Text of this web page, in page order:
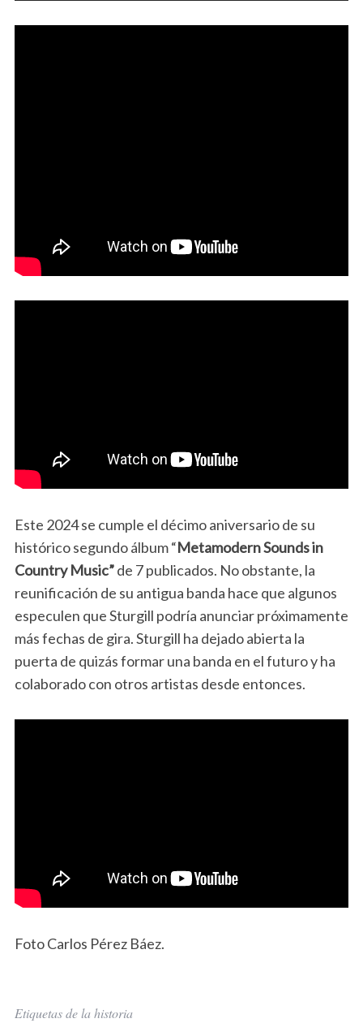
Este 2024 se cumple el décimo aniversario de su
histórico segundo álbum “Metamodern Sounds in
Country Music”de 7 publicados. No obstante, la
reunificación de su antigua banda hace que algunos
especulen que Sturgill podría anunciar próximamente
más fechas de gira. Sturgill ha dejado abierta la
puerta de quizás formar una banda en el futuro y ha
colaborado con otros artistas desde entonces.
Foto Carlos Pérez Báez.
Etiquetas de la historia